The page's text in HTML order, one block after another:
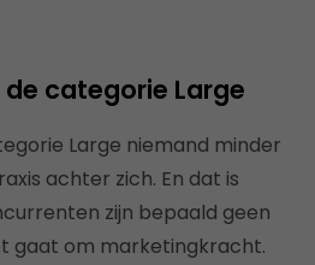
categorie Large
Large niemand minder
achter zich. En dat is
zijn bepaald geen
gaat om marketingkracht.